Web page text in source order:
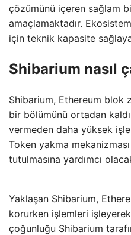
çözümünü içeren sağlam
amaçlamaktadır.
için teknik kapasite
Shibarium nasıl
Shibarium, Ethereum blok
bir bölümünü ortadan
vermeden daha yüksek
Token yakma
tutulmasına yardımcı
Yaklaşan Shibarium,
korurken işlemleri
çoğunluğu Shibarium